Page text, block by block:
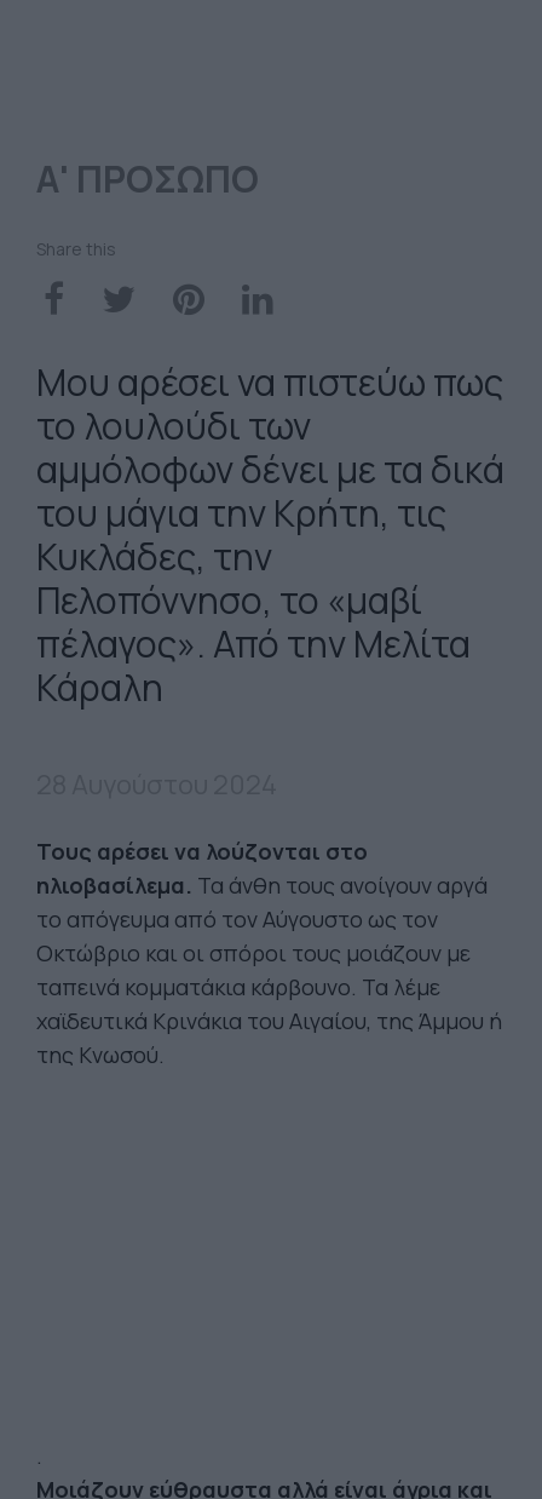
Α' ΠΡΟΣΩΠΟ
Share this
Μου αρέσει να πιστεύω πως
το λουλούδι των
αμμόλοφων δένει με τα δικά
του μάγια την Κρήτη, τις
Κυκλάδες, την
Πελοπόννησο, το «μαβί
πέλαγος». Από την Μελίτα
Κάραλη
Τους αρέσει να λούζονται στο
ηλιοβασίλεμα. Τα άνθη τους ανοίγουν αργά
το απόγευμα από τον Αύγουστο ως τον
Οκτώβριο και οι σπόροι τους μοιάζουν με
ταπεινά κομματάκια κάρβουνο. Τα λέμε
χαϊδευτικά Κρινάκια του Αιγαίου, της Άμμου ή
της Κνωσού.
.
Μοιάζουν εύθραυστα αλλά είναι άγρια και